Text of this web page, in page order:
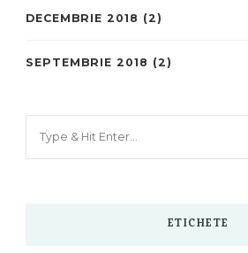
DECEMBRIE 2018 (2)
SEPTEMBRIE 2018 (2)
ETICHETE